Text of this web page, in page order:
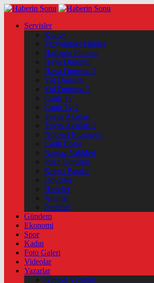
Servisler
Künye
Vizyondaki Filmler
Haftanin Filmleri
Hava Durumu
Hava Durumu 2
Yol Durumu
Yol Durumu 2
Canlı Tv
Canlı Tv 2
Yayın Akışları
Yayın Akışları 2
Nöbetçi Eczaneler
Canlı Borsa
Namaz Vakitleri
Puan Durumu
Kripto Paralar
Dövizler
Hisseler
Altınlar
Pariteler
Gündem
Ekonomi
Spor
Kadın
Foto Galeri
Videolar
Yazarlar
Güncel Yazarlar